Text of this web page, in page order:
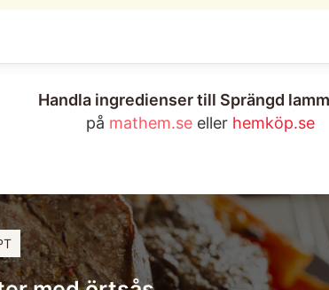
Handla ingredienser till Sprängd
på mathem.se eller hemköp.se